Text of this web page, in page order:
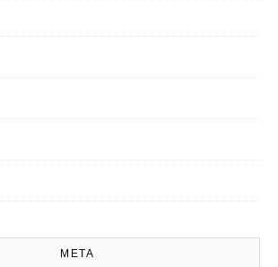
META